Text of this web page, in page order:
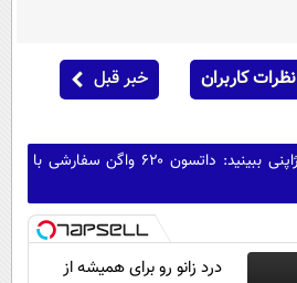
نظرات کاربران خبر قبل
زیبایی به سبک ژاپنی ببینید: داتسون ۶۲۰ واگن سفارشی با
درد زانو رو برای همیشه از